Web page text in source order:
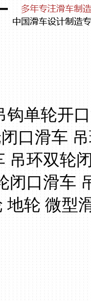
钩单轮开
口滑车
吊环双轮
闭口滑车
地轮 微型